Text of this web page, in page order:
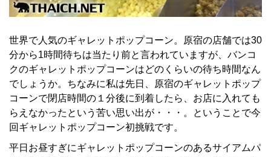
世界で人気のギャレットポップコーン。原宿の店舗では30
分から1時間待ちは当たり前と言われていますが、バンコ
クのギャレットポップコーンはどのくらいの待ち時間なん
でしょうか。ちなみに私は先日、原宿のギャレットポップ
コーンで閉店時間の１分後に到着したら、お店に入れても
らえなかったという苦い思い出が・・・。ということで今
回ギャレットポップコーン初挑戦です。
平日お昼すぎにギャレットポップコーンのあるサイアムパ